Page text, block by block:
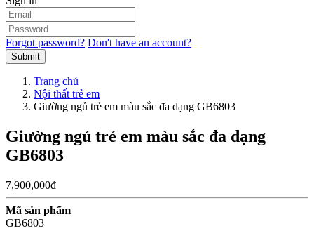
Forgot password? Don't have an account?
Submit
Trang chủ
Nội thất trẻ em
Giường ngủ trẻ em màu sắc đa dạng GB6803
Giường ngủ trẻ em màu sắc đa dạng
GB6803
7,900,000đ
Mã sản phẩm
GB6803